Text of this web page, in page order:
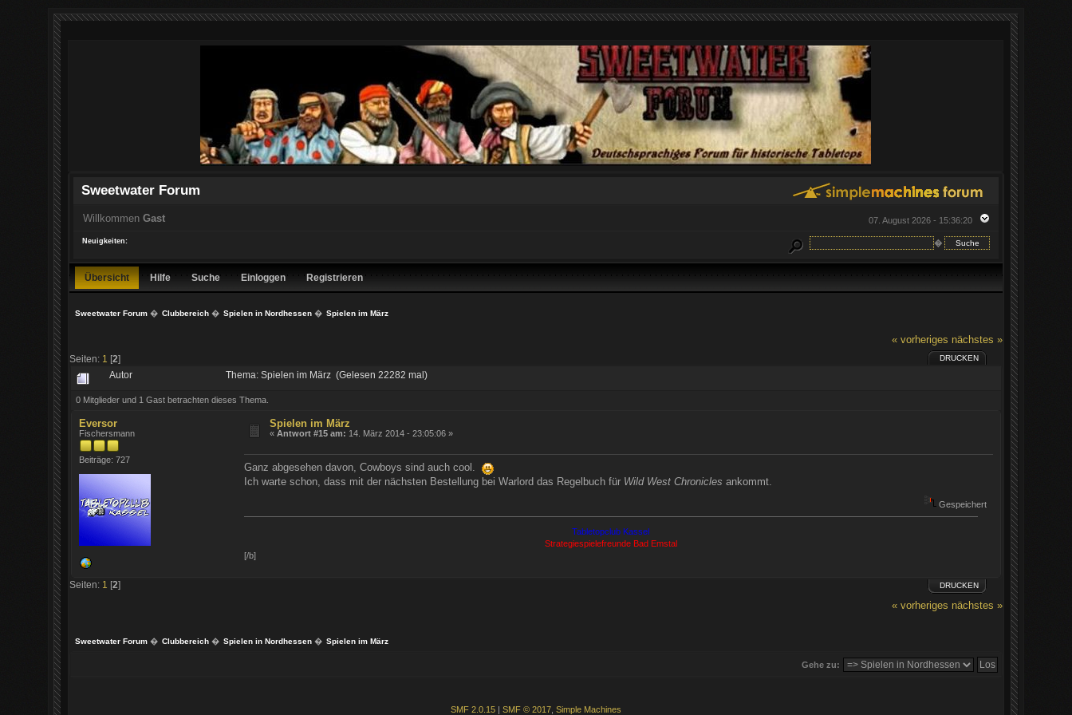
Sweetwater Forum
07. August 2026 - 15:36:20
Willkommen Gast
�
Neuigkeiten:
Übersicht Hilfe Suche Einloggen Registrieren
Sweetwater Forum� Clubbereich� Spielen in Nordhessen� Spielen im März
« vorheriges nächstes »
Seiten: 1 [2] DRUCKEN
Autor Thema: Spielen im März (Gelesen 22282 mal)
0 Mitglieder und 1 Gast betrachten dieses Thema.
Eversor
Fischersmann
Beiträge: 727
Spielen im März
«Antwort #15 am: 14. März 2014 - 23:05:06 »
Ganz abgesehen davon, Cowboys sind auch cool.
Ich warte schon, dass mit der nächsten Bestellung bei Warlord das Regelbuch für Wild West Chronicles ankommt.
Gespeichert
Tabletopclub Kassel
Strategiespielefreunde Bad Emstal
[/b]
DRUCKEN
Seiten: 1 [2]
« vorheriges nächstes »
Sweetwater Forum� Clubbereich� Spielen in Nordhessen� Spielen im März
Gehe zu:
SMF 2.0.15 SMF © 2017 Simple Machines